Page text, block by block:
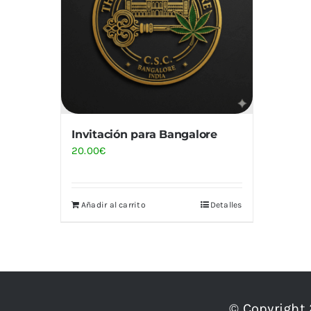
Invitación para Bangalore
20.00€
Añadir al carrito Detalles